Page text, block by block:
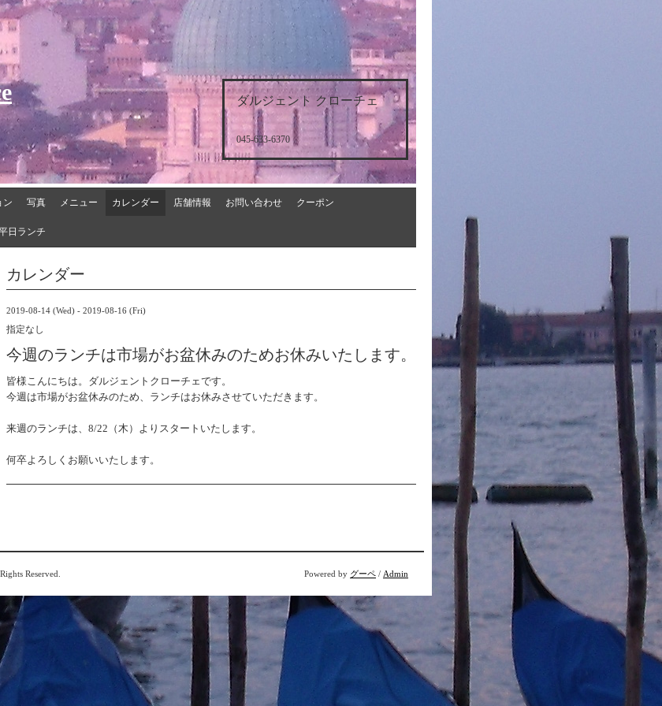
ダルジェント クローチェ
045-633-6370
ン 写真 メニュー カレンダー 店舗情報 お問い合わせ クーポン
日ランチ
カレンダー
2019-08-14 (Wed) - 2019-08-16 (Fri)
指定なし
今週のランチは市場がお盆休みのためお休みいたします。
皆様こんにちは。ダルジェントクローチェです。
今週は市場がお盆休みのため、ランチはお休みさせていただきます。
来週のランチは、8/22（木）よりスタートいたします。
何卒よろしくお願いいたします。
Reserved. Powered by グーペ / Admin